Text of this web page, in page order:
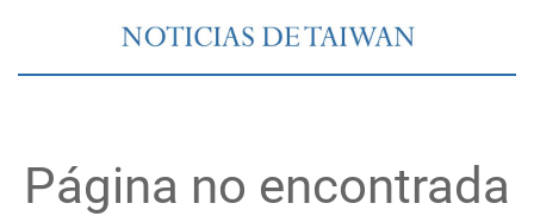
Página no encontrada